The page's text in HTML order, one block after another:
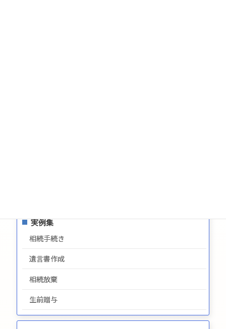
実例集
相続手続き
遺言書作成
相続放棄
生前贈与